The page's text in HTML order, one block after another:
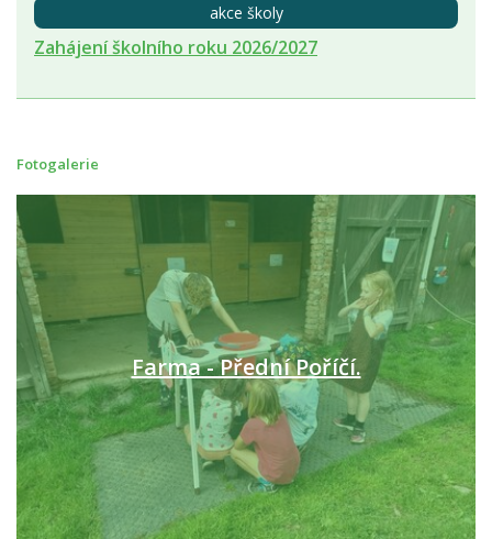
akce školy
Zahájení školního roku 2026/2027
Fotogalerie
Farma - Přední Poříčí.